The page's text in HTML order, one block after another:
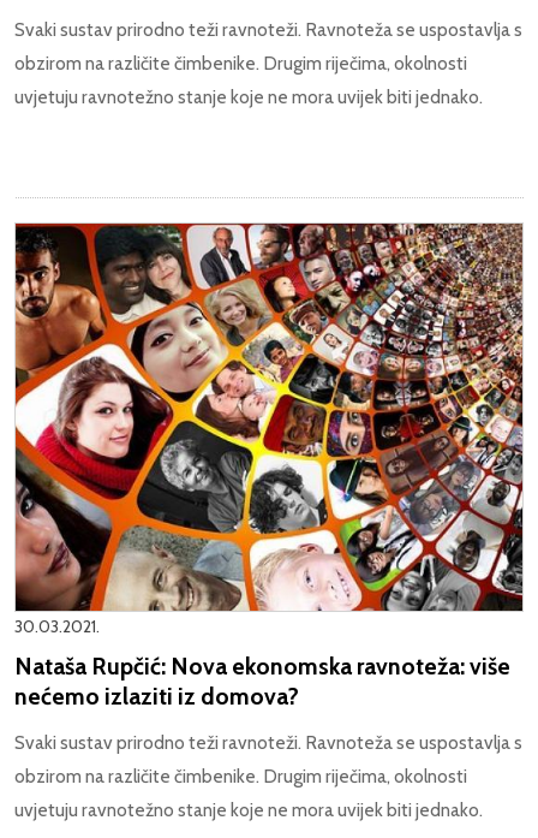
Svaki sustav prirodno teži ravnoteži. Ravnoteža se uspostavlja s
obzirom na različite čimbenike. Drugim riječima, okolnosti
uvjetuju ravnotežno stanje koje ne mora uvijek biti jednako.
30.03.2021.
Nataša Rupčić: Nova ekonomska ravnoteža: više
nećemo izlaziti iz domova?
Svaki sustav prirodno teži ravnoteži. Ravnoteža se uspostavlja s
obzirom na različite čimbenike. Drugim riječima, okolnosti
uvjetuju ravnotežno stanje koje ne mora uvijek biti jednako.